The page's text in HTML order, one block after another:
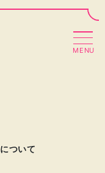
MENU
ついて